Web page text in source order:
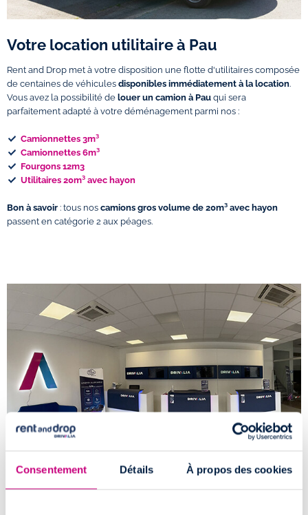
Consentement Détails À propos des cookies
Votre location utilitaire à Pau
Rent and Drop met à votre disposition une flotte d'utilitaires composée
de centaines de véhicules disponibles immédiatement à la location.
Vous avez la possibilité de louer un camion à Pau qui sera
parfaitement adapté à votre déménagement parmi nos :
Camionnettes 3m³
Camionnettes 6m³
Fourgons 12m3
Utilitaires 20m³ avec hayon
Bon à savoir : tous nos camions gros volume de 20m³ avec hayon
passent en catégorie 2 aux péages.
Comment accéder à l'agence de location